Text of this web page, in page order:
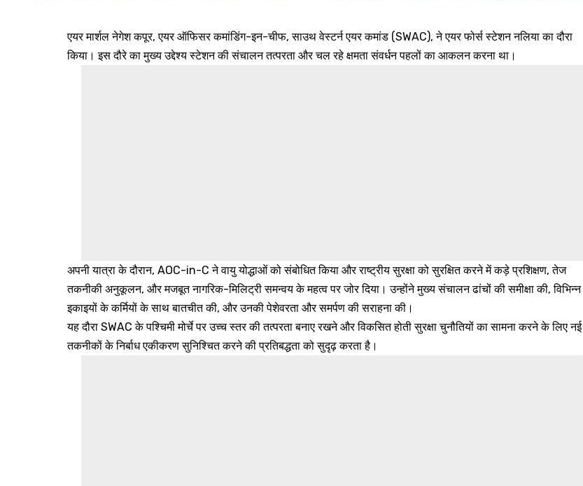
एयर मार्शल नेगेश कपूर, एयर ऑफिसर कमांडिंग-इन-चीफ, साउथ वेस्टर्न एयर कमांड (SWAC), ने एयर फोर्स स्टेशन नलिया का दौरा
किया। इस दौरे का मुख्य उद्देश्य स्टेशन की संचालन तत्परता और चल रहे क्षमता संवर्धन पहलों का आकलन करना था।
अपनी यात्रा के दौरान, AOC-in-C ने वायु योद्धाओं को संबोधित किया और राष्ट्रीय सुरक्षा को सुरक्षित करने में कड़े प्रशिक्षण, तेज
तकनीकी अनुकूलन, और मजबूत नागरिक-मिलिट्री समन्वय के महत्व पर जोर दिया। उन्होंने मुख्य संचालन ढांचों की समीक्षा की, विभिन्न
इकाइयों के कर्मियों के साथ बातचीत की, और उनकी पेशेवरता और समर्पण की सराहना की।
यह दौरा SWAC के पश्चिमी मोर्चे पर उच्च स्तर की तत्परता बनाए रखने और विकसित होती सुरक्षा चुनौतियों का सामना करने के लिए नई
तकनीकों के निर्बाध एकीकरण सुनिश्चित करने की प्रतिबद्धता को सुदृढ़ करता है।